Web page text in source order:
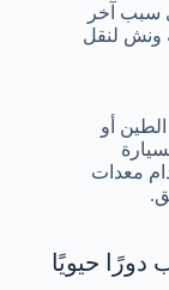
أو
معدات
سبب آخر
ونش لنقل
حيويًا